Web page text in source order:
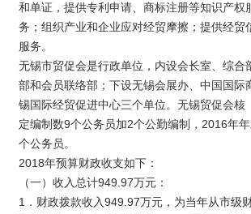
和单证，提供专利申请、商标注册等知识产权
务；组织产业和企业应对经贸摩擦；提供经贸
服务。
无锡市贸促会是行政单位，内设会长室、综合
部和会员联络部；下设无锡会展办、中国国际
锡国际经贸促进中心三个单位。无锡贸促会核
定编制数9个公务员加2个公勤编制，2016年
个公务员。
2018年预算财政收支如下：
（一）收入总计949.97万元：
1．财政拨款收入949.97万元，为当年从市级